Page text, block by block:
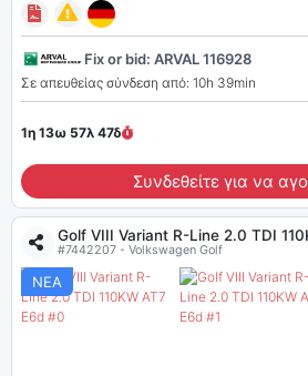
Fix or bid: ARVAL 116928
Σε απευθείας σύνδεση από: 10h 39min
1η 13ω 57λ 46δ
Συνδεθείτε για να
Golf VIII Variant R-Line 2.0 TDI
#7442207 - Volkswagen Golf
ΝΕΑ